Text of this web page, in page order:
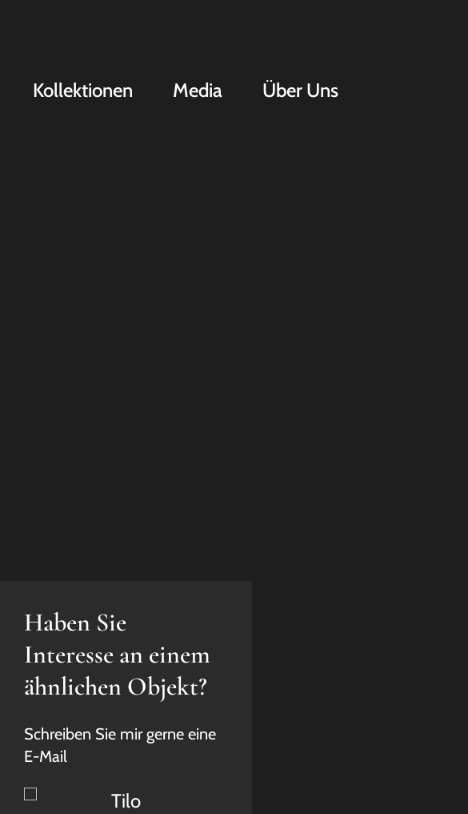
Kollektionen Media Über Uns
Haben Sie
Interesse an einem
ähnlichen Objekt?
Schreiben Sie mir gerne eine
E-Mail
Tilo